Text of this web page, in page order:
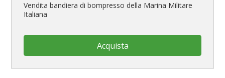
Vendita bandiera di bompresso della Marina Militare
Italiana
Acquista